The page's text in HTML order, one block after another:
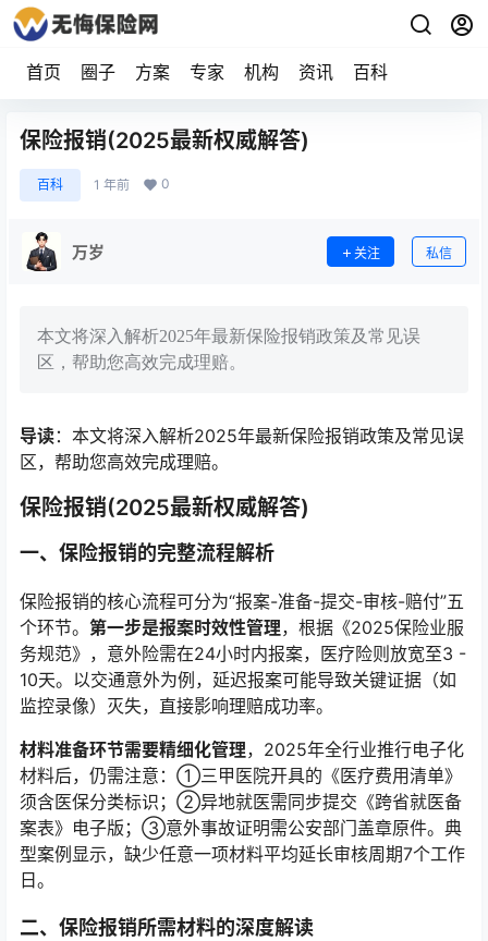
首页 圈子 方案 专家 机构 资讯 百科
保险报销(2025最新权威解答)
百科 1 年前 0
万岁 关注 私信
本文将深入解析2025年最新保险报销政策及常见误
区，帮助您高效完成理赔。
导读：本文将深入解析2025年最新保险报销政策及常见误
区，帮助您高效完成理赔。
保险报销(2025最新权威解答)
一、保险报销的完整流程解析
保险报销的核心流程可分为“报案-准备-提交-审核-赔付”五
个环节。 第一步是报案时效性管理，根据《2025保险业服
务规范》，意外险需在24小时内报案，医疗险则放宽至3 -
10天。以交通意外为例，延迟报案可能导致关键证据（如
监控录像）灭失，直接影响理赔成功率。
材料准备环节需要精细化管理，2025年全行业推行电子化
材料后，仍需注意：①三甲医院开具的《医疗费用清单》
须含医保分类标识；②异地就医需同步提交《跨省就医备
案表》电子版；③意外事故证明需公安部门盖章原件。典
型案例显示，缺少任意一项材料平均延长审核周期7个工作
日。
二、保险报销所需材料的深度解读